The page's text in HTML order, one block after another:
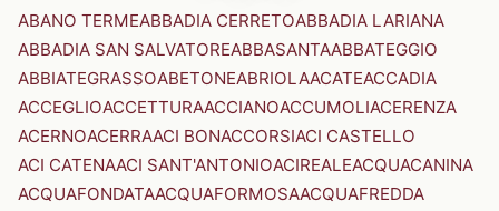
ABANO TERMEABBADIA CERRETOABBADIA LARIANA
ABBADIA SAN SALVATOREABBASANTAABBATEGGIO
ABBIATEGRASSOABETONEABRIOLAACATEACCADIA
ACCEGLIOACCETTURAACCIANOACCUMOLIACERENZA
ACERNOACERRAACI BONACCORSIACI CASTELLO
ACI CATENAACI SANT'ANTONIOACIREALEACQUACANINA
ACQUAFONDATAACQUAFORMOSAACQUAFREDDA